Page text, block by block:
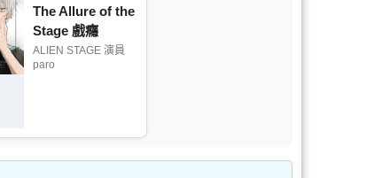
The Allure of the
Stage 戲癮
ALIEN STAGE 演員
paro